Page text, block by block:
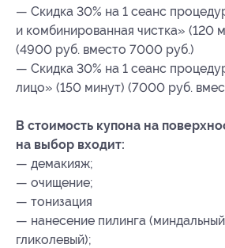
— Скидка 30% на 1 сеанс
и комбинированная чистка» (120
(4900 руб. вместо 7000 руб.)
— Скидка 30% на 1 сеанс
лицо» (150 минут) (7000 руб.
В стоимость купона на
на выбор входит:
— демакияж;
— очищение;
— тонизация
— нанесение пилинга
гликолевый);